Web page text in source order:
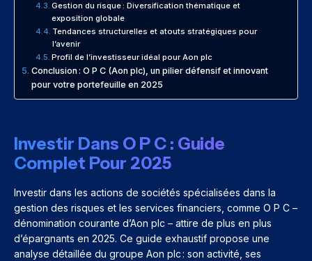
Gestion du risque : Diversification thématique et
exposition globale
Tendances structurelles et atouts stratégiques pour
l’avenir
Profil de l’investisseur idéal pour Aon plc
Conclusion : O P C (Aon plc), un pilier défensif et innovant
pour votre portefeuille en 2025
Investir Dans O P C : Guide
Complet Pour 2025
Investir dans les actions de sociétés spécialisées dans la
gestion des risques et les services financiers, comme O P C –
dénomination courante d’Aon plc – attire de plus en plus
d’épargnants en 2025. Ce guide exhaustif propose une
analyse détaillée du groupe Aon plc : son activité, ses